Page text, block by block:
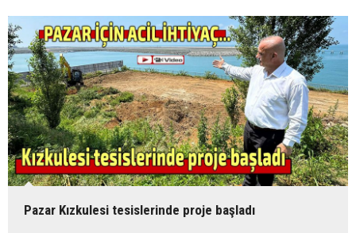
Pazar Kızkulesi tesislerinde proje başladı